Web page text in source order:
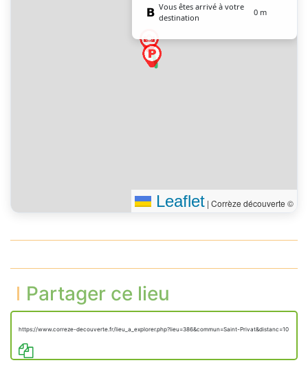
Vous êtes arrivé à votre
destination
0 m
Leaflet | Corrèze découverte ©
Partager ce lieu
https://www.correze-decouverte.fr/lieu_a_explorer.php?lieu=386&commun=Saint-Privat&distanc=10